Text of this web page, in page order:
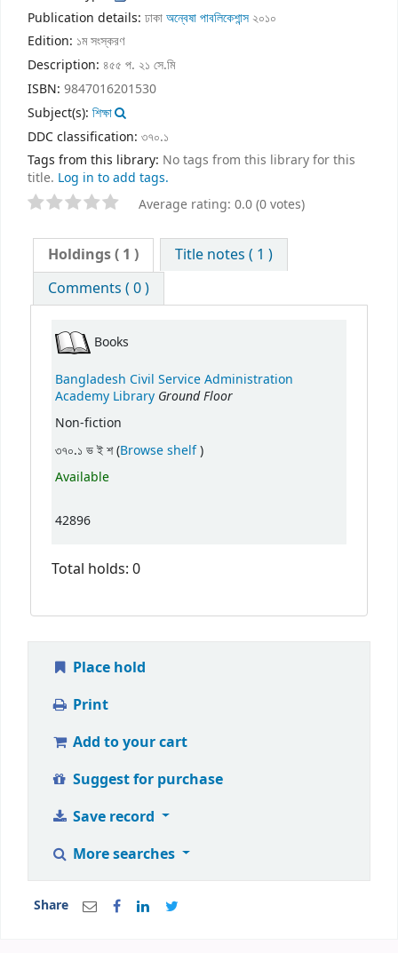
Publication details: ঢাকাঅন্বেষা পাবলিকেশান্স২০১০
Edition: ১ম সংস্করণ
Description: ৪৫৫ প. ২১ সে.মি
ISBN: 9847016201530
Subject(s): শিক্ষা
DDC classification: ৩৭০.১
Tags from this library: No tags from this library for this
title. Log in to add tags.
Average rating: 0.0 (0 votes)
Holdings( 1 )
Title notes ( 1 )
Comments ( 0 )
Books
Bangladesh Civil Service Administration
Academy Library Ground Floor
Non-fiction
৩৭০.১ ভ ই শ (Browse shelf(Opens below)
)
Available
42896
Total holds: 0
Place hold
Print
Add to your cart
Suggest for purchase
Save record
More searches
Share